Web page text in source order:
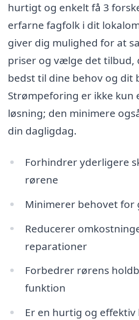
hurtigt og enkelt få 3
erfarne fagfolk i dit
giver dig mulighed for at
priser og vælge det tilbud,
bedst til dine behov og dit
Strømpeforing er ikke kun
løsning; den minimere
din dagligdag.
Forhindrer yderligere
rørene
Minimerer behovet for
Reducerer
reparationer
Forbedrer rørens
funktion
Er en hurtig og effektiv